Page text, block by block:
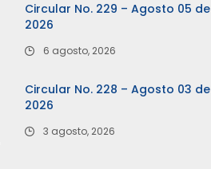
Circular No. 229 – Agosto 05 de
2026
6 agosto, 2026
Circular No. 228 – Agosto 03 de
2026
3 agosto, 2026